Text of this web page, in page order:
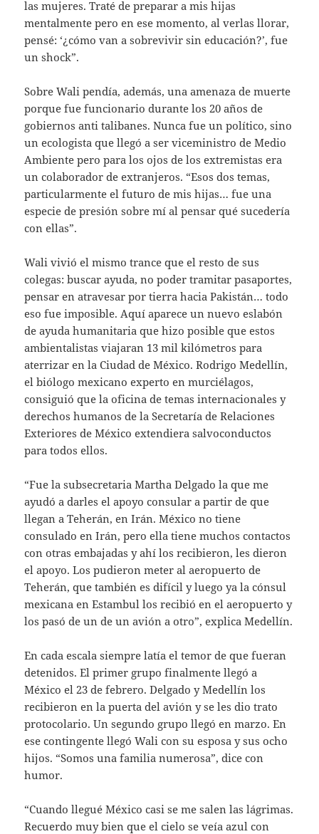
las mujeres. Traté de preparar a mis hijas
mentalmente pero en ese momento, al verlas llorar,
pensé: ‘¿cómo van a sobrevivir sin educación?’, fue
un shock”.
Sobre Wali pendía, además, una amenaza de muerte
porque fue funcionario durante los 20 años de
gobiernos anti talibanes. Nunca fue un político, sino
un ecologista que llegó a ser viceministro de Medio
Ambiente pero para los ojos de los extremistas era
un colaborador de extranjeros. “Esos dos temas,
particularmente el futuro de mis hijas… fue una
especie de presión sobre mí al pensar qué sucedería
con ellas”.
Wali vivió el mismo trance que el resto de sus
colegas: buscar ayuda, no poder tramitar pasaportes,
pensar en atravesar por tierra hacia Pakistán… todo
eso fue imposible. Aquí aparece un nuevo eslabón
de ayuda humanitaria que hizo posible que estos
ambientalistas viajaran 13 mil kilómetros para
aterrizar en la Ciudad de México. Rodrigo Medellín,
el biólogo mexicano experto en murciélagos,
consiguió que la oficina de temas internacionales y
derechos humanos de la Secretaría de Relaciones
Exteriores de México extendiera salvoconductos
para todos ellos.
“Fue la subsecretaria Martha Delgado la que me
ayudó a darles el apoyo consular a partir de que
llegan a Teherán, en Irán. México no tiene
consulado en Irán, pero ella tiene muchos contactos
con otras embajadas y ahí los recibieron, les dieron
el apoyo. Los pudieron meter al aeropuerto de
Teherán, que también es difícil y luego ya la cónsul
mexicana en Estambul los recibió en el aeropuerto y
los pasó de un de un avión a otro”, explica Medellín.
En cada escala siempre latía el temor de que fueran
detenidos. El primer grupo finalmente llegó a
México el 23 de febrero. Delgado y Medellín los
recibieron en la puerta del avión y se les dio trato
protocolario. Un segundo grupo llegó en marzo. En
ese contingente llegó Wali con su esposa y sus ocho
hijos. “Somos una familia numerosa”, dice con
humor.
“Cuando llegué México casi se me salen las lágrimas.
Recuerdo muy bien que el cielo se veía azul con